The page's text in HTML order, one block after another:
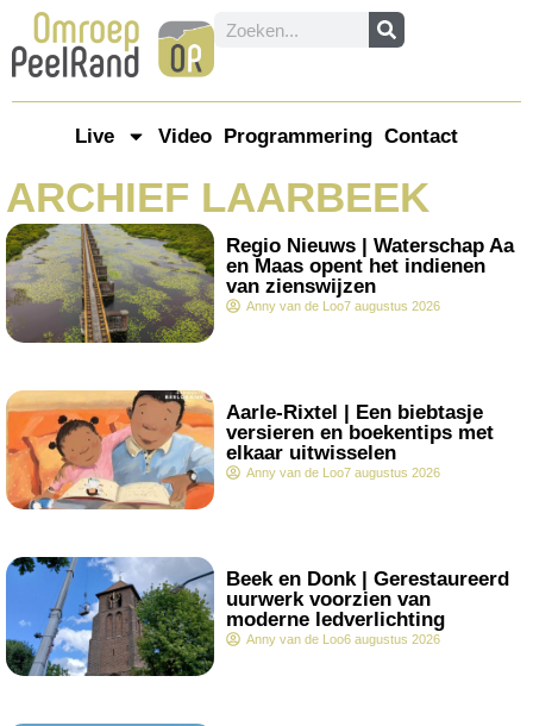
Live Video Programmering Contact
ARCHIEF LAARBEEK
.
Regio Nieuws | Waterschap Aa
en Maas opent het indienen
van zienswijzen
Anny van de Loo7 augustus 2026
.
Aarle-Rixtel | Een biebtasje
versieren en boekentips met
elkaar uitwisselen
Anny van de Loo7 augustus 2026
.
Beek en Donk | Gerestaureerd
uurwerk voorzien van
moderne ledverlichting
Anny van de Loo6 augustus 2026